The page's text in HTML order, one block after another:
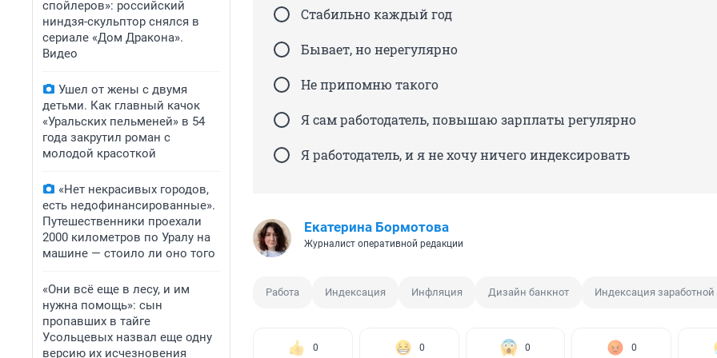
спойлеров»: российский
ниндзя-скульптор снялся в
сериале «Дом Дракона».
Видео
Ушел от жены с двумя
детьми. Как главный качок
«Уральских пельменей» в 54
года закрутил роман с
молодой красоткой
«Нет некрасивых городов,
есть недофинансированные».
Путешественники проехали
2000 километров по Уралу на
машине — стоило ли оно того
«Они всё еще в лесу, и им
нужна помощь»: сын
пропавших в тайге
Усольцевых назвал еще одну
версию их исчезновения
Стабильно каждый год
Бывает, но нерегулярно
Не припомню такого
Я сам работодатель, повышаю зарплаты регулярно
Я работодатель, и я не хочу ничего индексировать
Екатерина Бормотова
Журналист оперативной редакции
Работа Индексация Инфляция Дизайн банкнот Индексация
0 0 0 0